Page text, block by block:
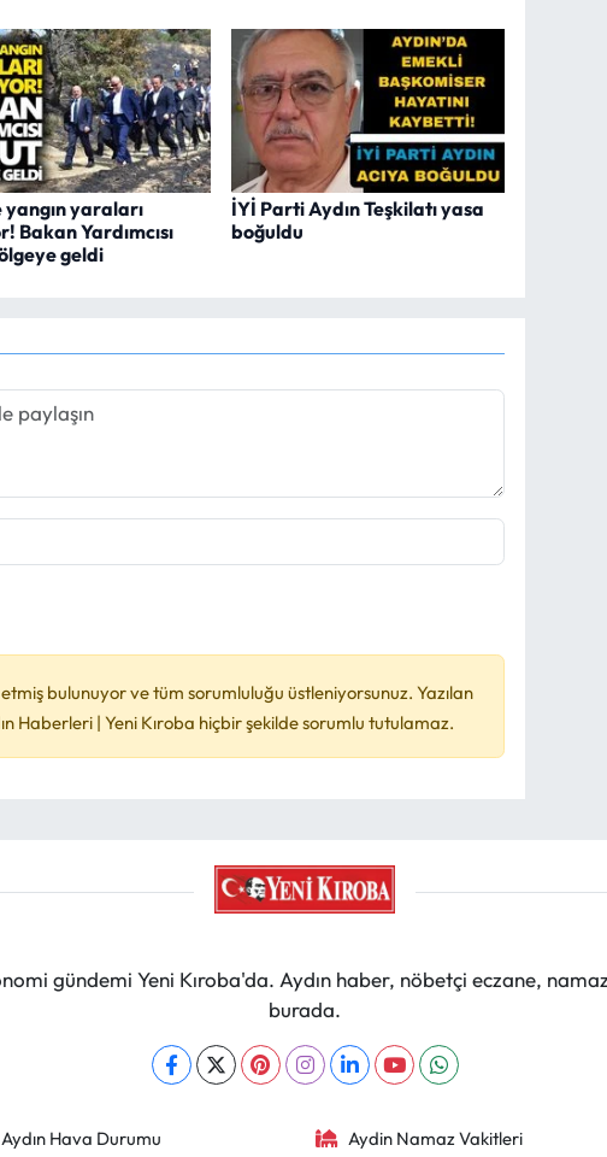
yangın yaraları
Bakan Yardımcısı
geldi
İYİ Parti Aydın Teşkilatı yasa
boğuldu
bulunuyor ve tüm sorumluluğu üstleniyorsunuz. Yazılan
Haberleri | Yeni Kıroba hiçbir şekilde sorumlu tutulamaz.
gündemi Yeni Kıroba'da. Aydın haber, nöbetçi eczane,
burada.
Aydın Hava Durumu Aydin Namaz Vakitleri